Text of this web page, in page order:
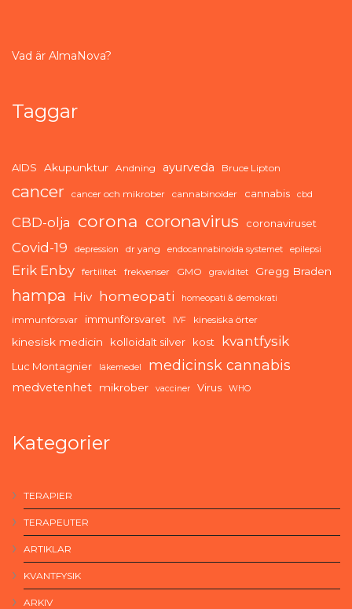
Vad är AlmaNova?
Taggar
AIDS Akupunktur Andning ayurveda Bruce Lipton
cancer cancer och mikrober cannabinoider cannabis cbd
CBD-olja corona coronavirus coronaviruset
Covid-19 depression dr yang endocannabinoida systemet epilepsi
Erik Enby fertilitet frekvenser GMO graviditet Gregg Braden
hampa Hiv homeopati homeopati & demokrati
immunförsvar immunförsvaret IVF kinesiska örter
kinesisk medicin kolloidalt silver kost kvantfysik
Luc Montagnier läkemedel medicinsk cannabis
medvetenhet mikrober vacciner Virus WHO
Kategorier
TERAPIER
TERAPEUTER
ARTIKLAR
KVANTFYSIK
ARKIV